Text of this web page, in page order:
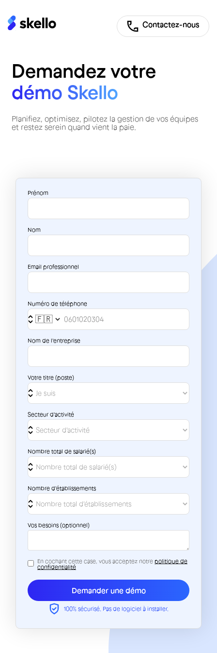
Contactez-nous
Demandez votre
démo Skello
Planifiez, optimisez, pilotez la gestion de vos équipes
et restez serein quand vient la paie.
Prénom
Nom
Email professionnel
Numéro de téléphone
Nom de l'entreprise
Votre titre (poste)
Secteur d'activité
Nombre total de salarié(s)
Nombre d'établissements
Vos besoins (optionnel)
En cochant cette case, vous acceptez notre politique de
confidentialité
100% sécurisé. Pas de logiciel à installer.